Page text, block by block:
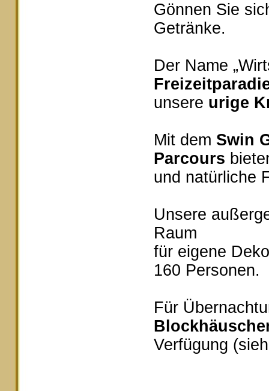
Gönnen Sie
Getränke.
Der Name
unsere urige
Mit dem Swin
Parcours
und natürliche
Unsere
Raum
für eigene
160 Personen.
Für
Verfügung